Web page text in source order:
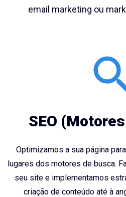
email marketing ou
SEO
Optimizamos a sua página
lugares dos motores de busca.
seu site e implementamos
criação de conteúdo até à